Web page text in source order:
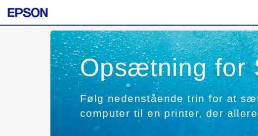
Opsætning for
Følg nedenstående trin for at
computer til en printer, der